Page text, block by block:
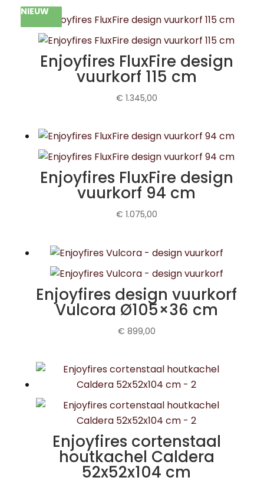
NIEUW
Enjoyfires FluxFire design
vuurkorf 115 cm
€ 1.345,00
NIEUW
Enjoyfires FluxFire design
vuurkorf 94 cm
€ 1.075,00
NIEUW
Enjoyfires design vuurkorf
Vulcora Ø105×36 cm
€ 899,00
NIEUW
Enjoyfires cortenstaal
houtkachel Caldera
52x52x104 cm
NIEUW
NIEUW
NIEUW
NIEUW